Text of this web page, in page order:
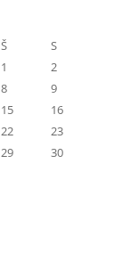
Š
S
1
2
8
9
15
16
22
23
29
30